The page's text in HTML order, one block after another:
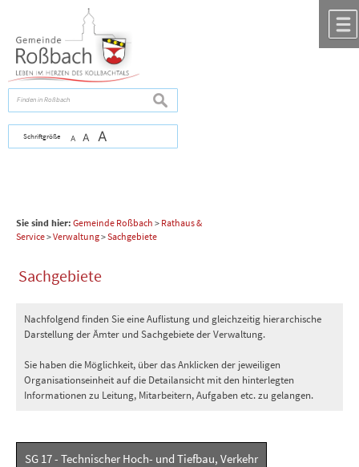
zur Navigation
Schriftgröße A A A
suchen
Sie sind hier: Gemeinde Roßbach > Rathaus &
Service>Verwaltung>Sachgebiete
Sachgebiete
Nachfolgend finden Sie eine Auflistung und gleichzeitig hierarchische
Darstellung der Ämter und Sachgebiete der Verwaltung.
Sie haben die Möglichkeit, über das Anklicken der jeweiligen
Organisationseinheit auf die Detailansicht mit den hinterlegten
Informationen zu Leitung, Mitarbeitern, Aufgaben etc. zu gelangen.
SG 17 - Technischer Hoch- und Tiefbau, Verkehr